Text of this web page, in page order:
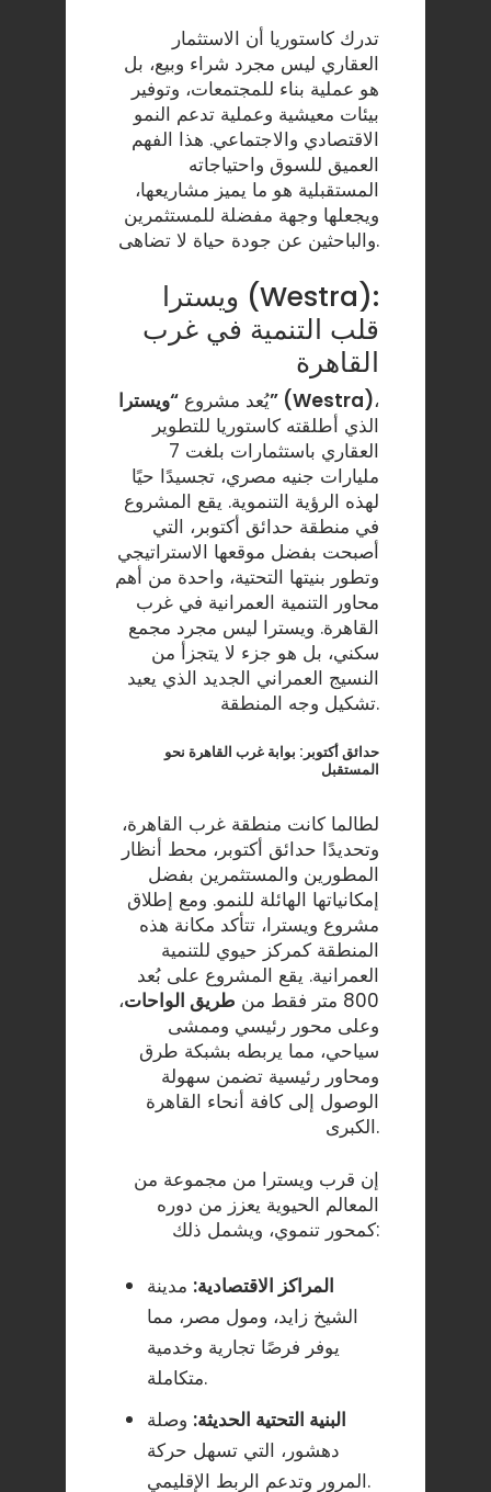
تدرك كاستوريا أن الاستثمار
العقاري ليس مجرد شراء وبيع، بل
هو عملية بناء للمجتمعات، وتوفير
بيئات معيشية وعملية تدعم النمو
الاقتصادي والاجتماعي. هذا الفهم
العميق للسوق واحتياجاته
المستقبلية هو ما يميز مشاريعها،
ويجعلها وجهة مفضلة للمستثمرين
والباحثين عن جودة حياة لا تضاهى.
ويسترا (Westra):
قلب التنمية في غرب
القاهرة
يُعد مشروع“ويسترا” (Westra)،
الذي أطلقته كاستوريا للتطوير
العقاري باستثمارات بلغت 7
مليارات جنيه مصري، تجسيدًا حيًا
لهذه الرؤية التنموية. يقع المشروع
في منطقة حدائق أكتوبر، التي
أصبحت بفضل موقعها الاستراتيجي
وتطور بنيتها التحتية، واحدة من أهم
محاور التنمية العمرانية في غرب
القاهرة. ويسترا ليس مجرد مجمع
سكني، بل هو جزء لا يتجزأ من
النسيج العمراني الجديد الذي يعيد
تشكيل وجه المنطقة.
حدائق أكتوبر: بوابة غرب القاهرة نحو
المستقبل
لطالما كانت منطقة غرب القاهرة،
وتحديدًا حدائق أكتوبر، محط أنظار
المطورين والمستثمرين بفضل
إمكانياتها الهائلة للنمو. ومع إطلاق
مشروع ويسترا، تتأكد مكانة هذه
المنطقة كمركز حيوي للتنمية
العمرانية. يقع المشروع على بُعد
800 متر فقط من
طريق الواحات،
وعلى محور رئيسي وممشى
سياحي، مما يربطه بشبكة طرق
ومحاور رئيسية تضمن سهولة
الوصول إلى كافة أنحاء القاهرة
الكبرى.
إن قرب ويسترا من مجموعة من
المعالم الحيوية يعزز من دوره
كمحور تنموي، ويشمل ذلك:
المراكز الاقتصادية: مدينة
الشيخ زايد، ومول مصر، مما
يوفر فرصًا تجارية وخدمية
متكاملة.
البنية التحتية الحديثة: وصلة
دهشور، التي تسهل حركة
المرور وتدعم الربط الإقليمي.